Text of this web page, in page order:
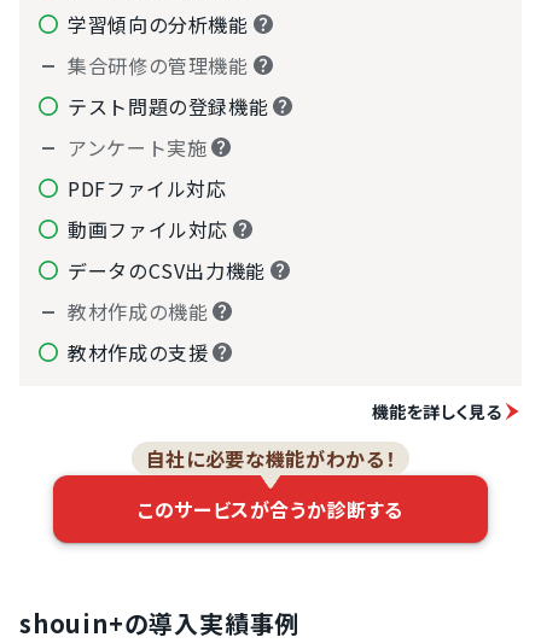
学習傾向の分析機能
集合研修の管理機能
テスト問題の登録機能
アンケート実施
PDFファイル対応
動画ファイル対応
データのCSV出力機能
教材作成の機能
教材作成の支援
機能を詳しく見る
自社に必要な機能がわかる！
このサービスが合うか診断する
shouin+の導入実績事例